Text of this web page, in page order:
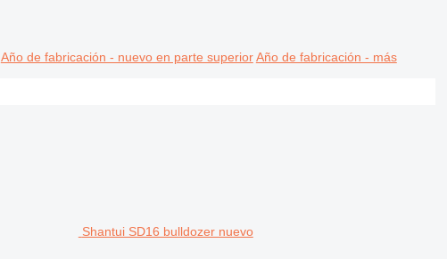
Año de fabricación - nuevo en parte superior Año de fabricación - más
Shantui SD16 bulldozer nuevo